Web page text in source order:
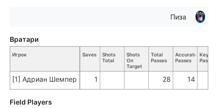
Пиза
Игрок Saves
Shots
Total
Shots
On
Target
Total
Passes
Accurate
Passes
Key
Passes
[1] Адриан Шемпер 1 28 14
Вратари
Field Players